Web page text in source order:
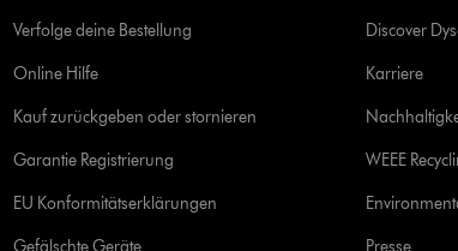
Verfolge deine Bestellung
Online Hilfe
Kauf zurückgeben oder stornieren
Garantie Registrierung
EU Konformitätserklärungen
Discover
Karriere
WEEE